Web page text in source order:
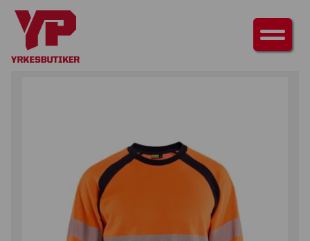
HEM ÖVERDELAR / SWEATSHIRT MULTINORM INHERENT